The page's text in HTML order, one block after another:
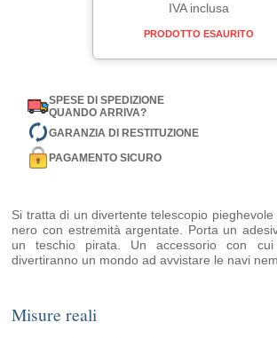
IVA inclusa
PRODOTTO ESAURITO
SPESE DI SPEDIZIONE
QUANDO ARRIVA?
GARANZIA DI RESTITUZIONE
PAGAMENTO SICURO
Si tratta di un divertente telescopio
nero con estremità argentate. Porta un
un teschio pirata. Un accessorio con
divertiranno un mondo ad avvistare le navi
Misure reali